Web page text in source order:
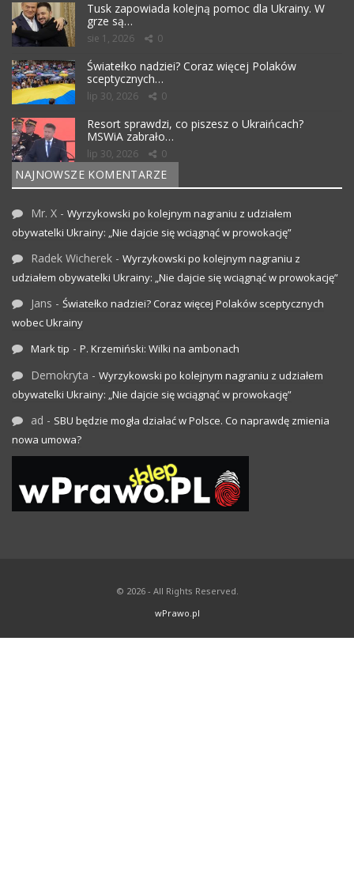
Tusk zapowiada kolejną pomoc dla Ukrainy. W
grze są…
sie 1, 2026 0
Światełko nadziei? Coraz więcej Polaków
sceptycznych…
lip 30, 2026 0
Resort sprawdzi, co piszesz o Ukraińcach?
MSWiA zabrało…
lip 30, 2026 0
NAJNOWSZE KOMENTARZE
Mr. X - Wyrzykowski po kolejnym nagraniu z udziałem
obywatelki Ukrainy: „Nie dajcie się wciągnąć w prowokację”
Radek Wicherek - Wyrzykowski po kolejnym nagraniu z
udziałem obywatelki Ukrainy: „Nie dajcie się wciągnąć w prowokację”
Jans - Światełko nadziei? Coraz więcej Polaków sceptycznych
wobec Ukrainy
Mark tip - P. Krzemiński: Wilki na ambonach
Demokryta - Wyrzykowski po kolejnym nagraniu z udziałem
obywatelki Ukrainy: „Nie dajcie się wciągnąć w prowokację”
ad - SBU będzie mogła działać w Polsce. Co naprawdę zmienia
nowa umowa?
© 2026 - All Rights Reserved.
wPrawo.pl